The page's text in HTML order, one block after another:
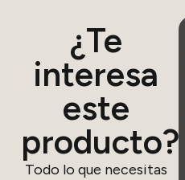
¿Te
interesa
este
producto?
Todo lo que necesitas